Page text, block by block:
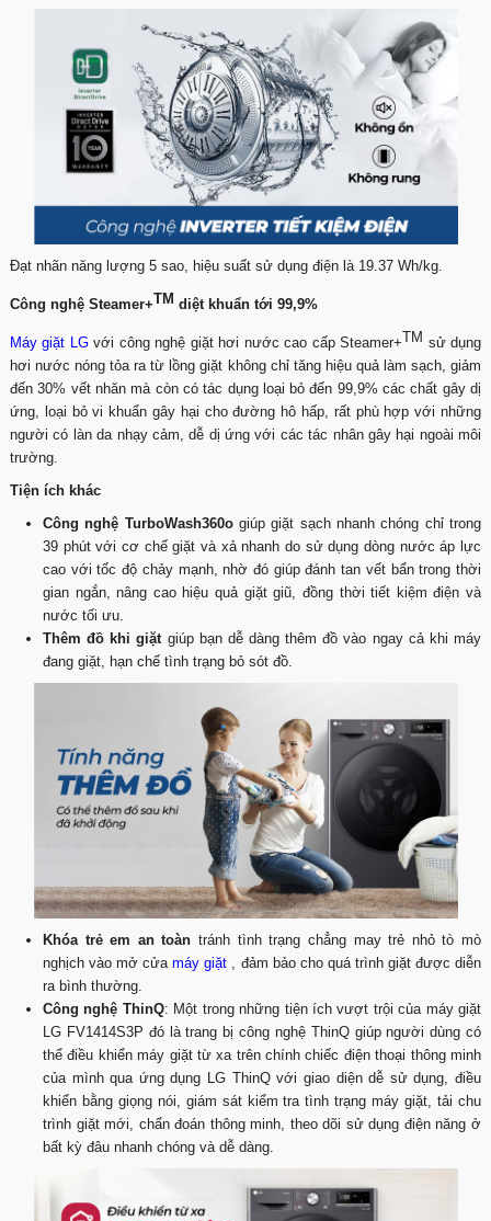
Đạt nhãn năng lượng 5 sao, hiệu suất sử dụng điện là 19.37 Wh/kg.
Công nghệ Steamer+TM diệt khuẩn tới 99,9%
Máy giặt LGvới công nghệ giặt hơi nước cao cấp Steamer+TM sử dụng
hơi nước nóng tỏa ra từ lồng giặt không chỉ tăng hiệu quả làm sạch, giảm
đến 30% vết nhăn mà còn có tác dụng loại bỏ đến 99,9% các chất gây dị
ứng, loại bỏ vi khuẩn gây hại cho đường hô hấp, rất phù hợp với những
người có làn da nhạy cảm, dễ dị ứng với các tác nhân gây hại ngoài môi
trường.
Tiện ích khác
Công nghệ TurboWash360ogiúp giặt sạch nhanh chóng chỉ trong
39 phút với cơ chế giặt và xả nhanh do sử dụng dòng nước áp lực
cao với tốc độ chảy mạnh, nhờ đó giúp đánh tan vết bẩn trong thời
gian ngắn, nâng cao hiệu quả giặt giũ, đồng thời tiết kiệm điện và
nước tối ưu.
Thêm đồ khi giặtgiúp bạn dễ dàng thêm đồ vào ngay cả khi máy
đang giặt, hạn chế tình trạng bỏ sót đồ.
Khóa trẻ em an toàn tránh tình trạng chẳng may trẻ nhỏ tò mò
nghịch vào mở cửamáy giặt , đảm bảo cho quá trình giặt được diễn
ra bình thường.
Công nghệ ThinQ: Một trong những tiện ích vượt trội của máy giặt
LG FV1414S3P đó là trang bị công nghệ ThinQ giúp người dùng có
thể điều khiển máy giặt từ xa trên chính chiếc điện thoại thông minh
của mình qua ứng dụng LG ThinQ với giao diện dễ sử dụng, điều
khiển bằng giọng nói, giám sát kiểm tra tình trạng máy giặt, tải chu
trình giặt mới, chẩn đoán thông minh, theo dõi sử dụng điện năng ở
bất kỳ đâu nhanh chóng và dễ dàng.